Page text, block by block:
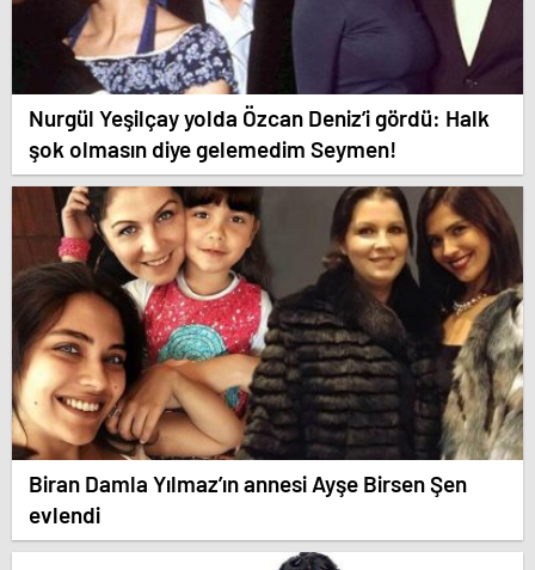
Nurgül Yeşilçay yolda Özcan Deniz’i gördü: Halk
şok olmasın diye gelemedim Seymen!
Biran Damla Yılmaz’ın annesi Ayşe Birsen Şen
evlendi